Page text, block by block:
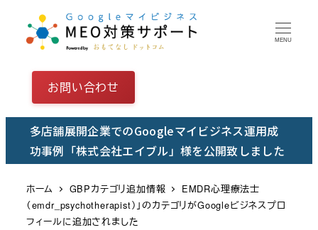
テ
MENU
お問い合わせ
多店舗展開企業でのGoogleマイビジネス運用成
功事例「株式会社エイブル」様を公開致しました
ホーム GBPカテゴリ追加情報
EMDR心理療法士
（emdr_psychotherapist）」のカテゴリがGoogleビジネスプロ
フィールに追加されました